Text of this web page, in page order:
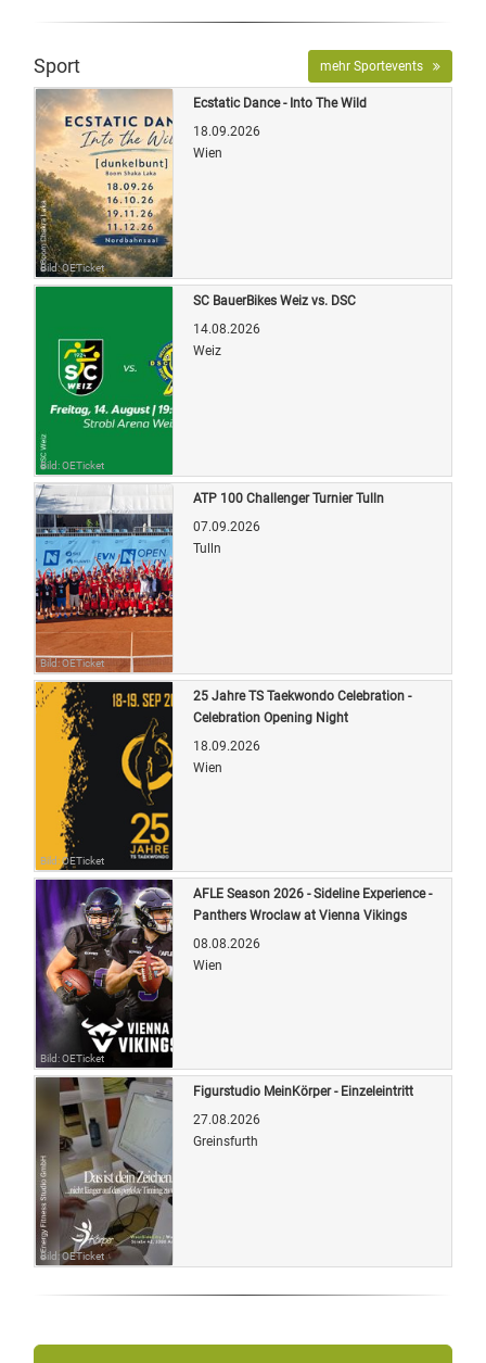
Sport mehr Sportevents
Bild: OETicket
Ecstatic Dance - Into The Wild
18.09.2026
Wien
Bild: OETicket
SC BauerBikes Weiz vs. DSC
14.08.2026
Weiz
Bild: OETicket
ATP 100 Challenger Turnier Tulln
07.09.2026
Tulln
Bild: OETicket
25 Jahre TS Taekwondo Celebration -
Celebration Opening Night
18.09.2026
Wien
Bild: OETicket
AFLE Season 2026 - Sideline Experience -
Panthers Wroclaw at Vienna Vikings
08.08.2026
Wien
Bild: OETicket
Figurstudio MeinKörper - Einzeleintritt
27.08.2026
Greinsfurth